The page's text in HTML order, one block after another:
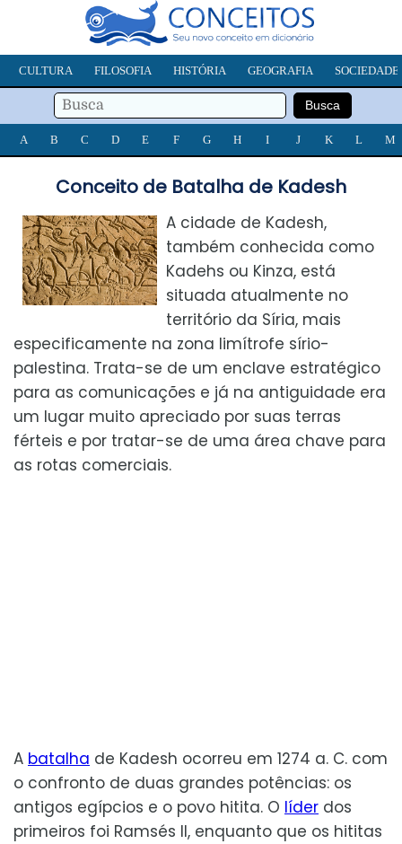
CULTURA FILOSOFIA HISTÓRIA GEOGRAFIA SOCIEDADE
A B C D E F G H I J K L M
Conceito de Batalha de Kadesh
A cidade de Kadesh,
também conhecida como
Kadehs ou Kinza, está
situada atualmente no
território da Síria, mais
especificamente na zona limítrofe sírio-
palestina. Trata-se de um enclave estratégico
para as comunicações e já na antiguidade era
um lugar muito apreciado por suas terras
férteis e por tratar-se de uma área chave para
as rotas comerciais.
A batalha de Kadesh ocorreu em 1274 a. C. com
o confronto de duas grandes potências: os
antigos egípcios e o povo hitita. O líder dos
primeiros foi Ramsés II, enquanto que os hititas